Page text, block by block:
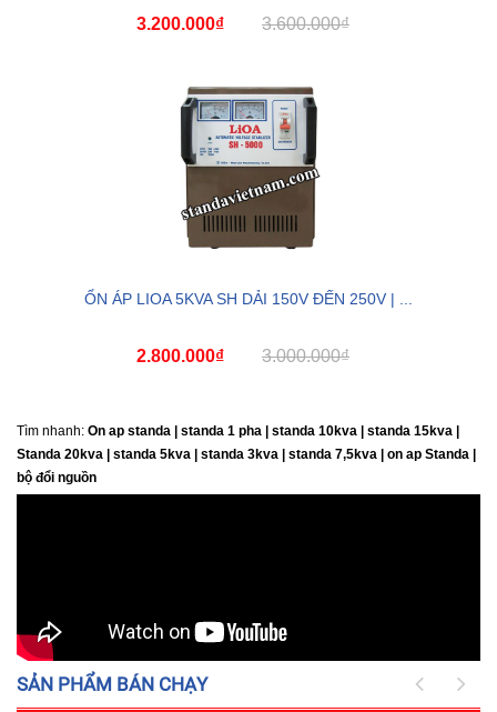
3.200.000₫ 3.600.000₫
ỔN ÁP LIOA 5KVA SH DẢI 150V ĐẾN 250V | ...
2.800.000₫ 3.000.000₫
Tìm nhanh: On ap standa | standa 1 pha | standa 10kva | standa 15kva |
Standa 20kva | standa 5kva | standa 3kva | standa 7,5kva | on ap Standa |
bộ đổi nguồn
SẢN PHẨM BÁN CHẠY